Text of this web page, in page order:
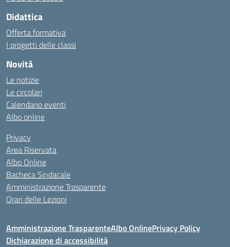
Didattica
Offerta formativa
I progetti delle classi
Novità
Le notizie
Le circolari
Calendario eventi
Albo online
Privacy
Area Riservata
Albo Online
Bacheca Sindacale
Amministrazione Trasparente
Orari delle Lezioni
Amministrazione TrasparenteAlbo OnlinePrivacy Policy
Dichiarazione di accessibilità